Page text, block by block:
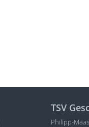
TSV
Philipp-